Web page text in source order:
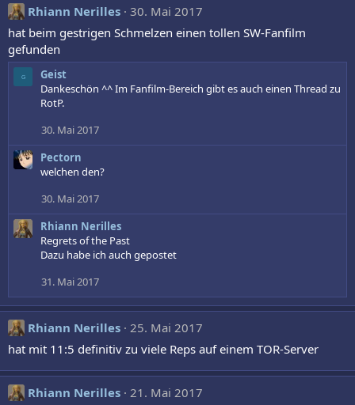
t
i
n
e
n
:
Rhiann Nerilles 30. Mai 2017
hat beim gestrigen Schmelzen einen tollen SW-Fanfilm
gefunden
G
Geist
Dankeschön ^^ Im Fanfilm-Bereich gibt es auch einen Thread zu
RotP.
30. Mai 2017
Pectorn
welchen den?
30. Mai 2017
Rhiann Nerilles
Regrets of the Past
Dazu habe ich auch gepostet
31. Mai 2017
Rhiann Nerilles 25. Mai 2017
hat mit 11:5 definitiv zu viele Reps auf einem TOR-Server
Rhiann Nerilles 21. Mai 2017